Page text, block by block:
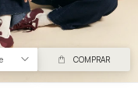
COMPRAR